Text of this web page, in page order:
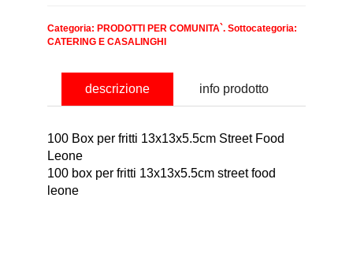
Categoria: PRODOTTI PER COMUNITA`. Sottocategoria:
CATERING E CASALINGHI
descrizione info prodotto
100 Box per fritti 13x13x5.5cm Street Food
Leone
100 box per fritti 13x13x5.5cm street food
leone